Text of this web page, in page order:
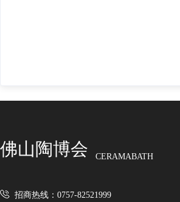
佛山陶博会 CERAMABATH
招商热线：0757-82521999